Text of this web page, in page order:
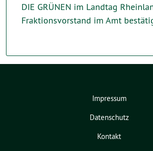
DIE GRÜNEN im Landtag
Fraktionsvorstand im Amt
Impressum
Datenschutz
Kontakt